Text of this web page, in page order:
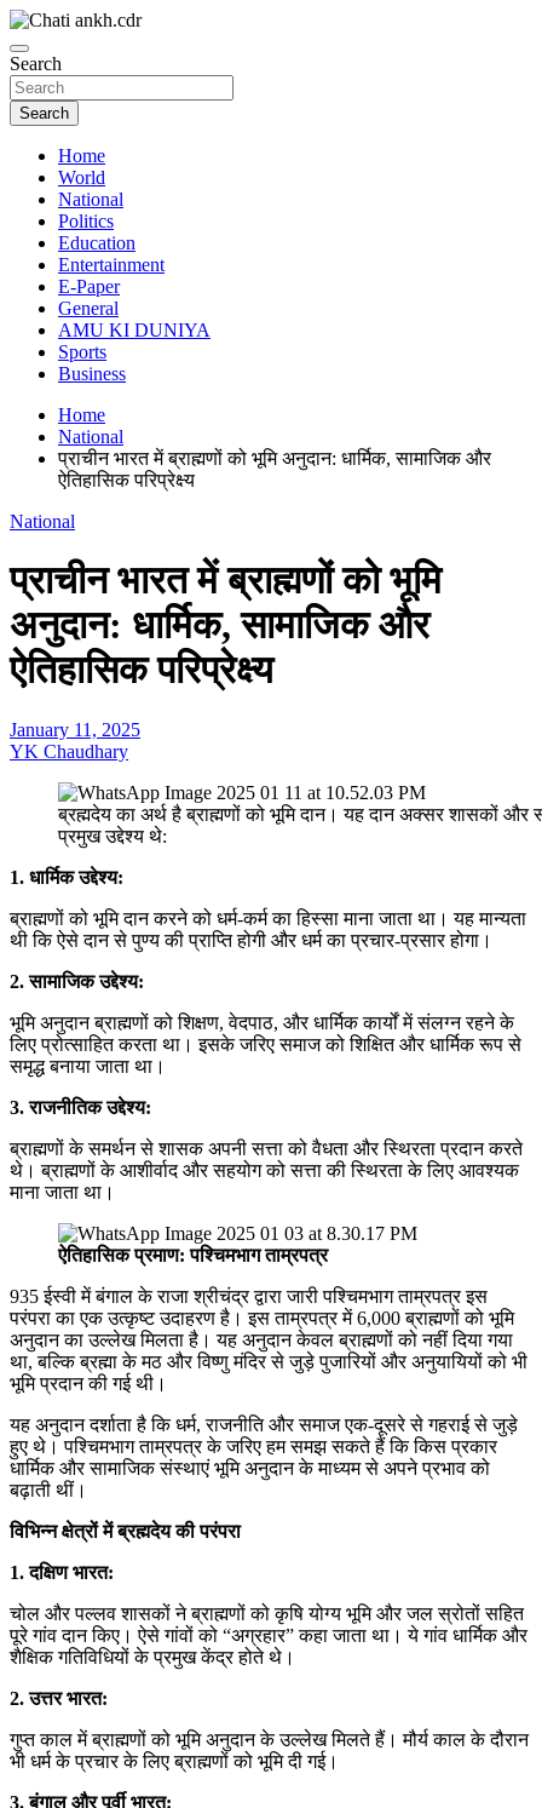
Skip
to
content
Chatiankh
News Paper
Search
Search
Home
World
National
Politics
Education
Entertainment
E-Paper
General
AMU KI DUNIYA
Sports
Business
Home
National
प्राचीन भारत में ब्राह्मणों को भूमि अनुदान: धार्मिक, सामाजिक और
ऐतिहासिक परिप्रेक्ष्य
National
प्राचीन भारत में ब्राह्मणों को भूमि
अनुदान: धार्मिक, सामाजिक और
ऐतिहासिक परिप्रेक्ष्य
January 11, 2025
YK Chaudhary
ब्रह्मदेय का अर्थ है ब्राह्मणों को भूमि दान। यह दान अक्सर शासकों और
प्रमुख उद्देश्य थे:
1. धार्मिक उद्देश्य:
ब्राह्मणों को भूमि दान करने को धर्म-कर्म का हिस्सा माना जाता था। यह मान्यता
थी कि ऐसे दान से पुण्य की प्राप्ति होगी और धर्म का प्रचार-प्रसार होगा।
2. सामाजिक उद्देश्य:
भूमि अनुदान ब्राह्मणों को शिक्षण, वेदपाठ, और धार्मिक कार्यों में संलग्न रहने के
लिए प्रोत्साहित करता था। इसके जरिए समाज को शिक्षित और धार्मिक रूप से
समृद्ध बनाया जाता था।
3. राजनीतिक उद्देश्य:
ब्राह्मणों के समर्थन से शासक अपनी सत्ता को वैधता और स्थिरता प्रदान करते
थे। ब्राह्मणों के आशीर्वाद और सहयोग को सत्ता की स्थिरता के लिए आवश्यक
माना जाता था।
ऐतिहासिक प्रमाण: पश्चिमभाग ताम्रपत्र
935 ईस्वी में बंगाल के राजा श्रीचंद्र द्वारा जारी पश्चिमभाग ताम्रपत्र इस
परंपरा का एक उत्कृष्ट उदाहरण है। इस ताम्रपत्र में 6,000 ब्राह्मणों को भूमि
अनुदान का उल्लेख मिलता है। यह अनुदान केवल ब्राह्मणों को नहीं दिया गया
था, बल्कि ब्रह्मा के मठ और विष्णु मंदिर से जुड़े पुजारियों और अनुयायियों को भी
भूमि प्रदान की गई थी।
यह अनुदान दर्शाता है कि धर्म, राजनीति और समाज एक-दूसरे से गहराई से जुड़े
हुए थे। पश्चिमभाग ताम्रपत्र के जरिए हम समझ सकते हैं कि किस प्रकार
धार्मिक और सामाजिक संस्थाएं भूमि अनुदान के माध्यम से अपने प्रभाव को
बढ़ाती थीं।
विभिन्न क्षेत्रों में ब्रह्मदेय की परंपरा
1. दक्षिण भारत:
चोल और पल्लव शासकों ने ब्राह्मणों को कृषि योग्य भूमि और जल स्रोतों सहित
पूरे गांव दान किए। ऐसे गांवों को “अग्रहार” कहा जाता था। ये गांव धार्मिक और
शैक्षिक गतिविधियों के प्रमुख केंद्र होते थे।
2. उत्तर भारत:
गुप्त काल में ब्राह्मणों को भूमि अनुदान के उल्लेख मिलते हैं। मौर्य काल के दौरान
भी धर्म के प्रचार के लिए ब्राह्मणों को भूमि दी गई।
3. बंगाल और पूर्वी भारत: